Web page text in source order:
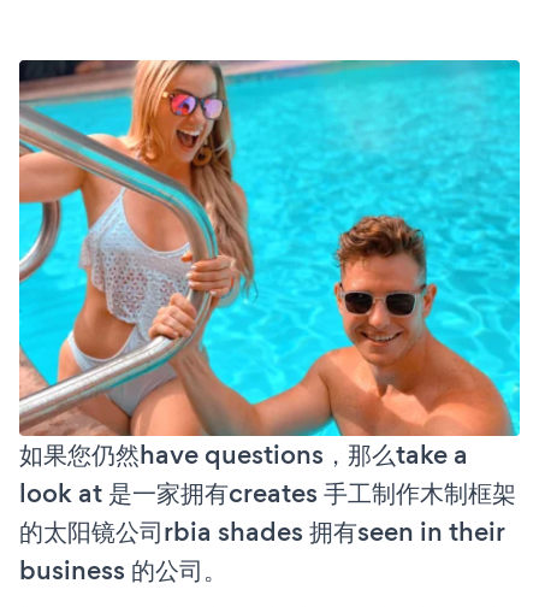
如果您仍然have questions，那么take a
look at 是一家拥有creates 手工制作木制框架
的太阳镜公司rbia shades 拥有seen in their
business 的公司。